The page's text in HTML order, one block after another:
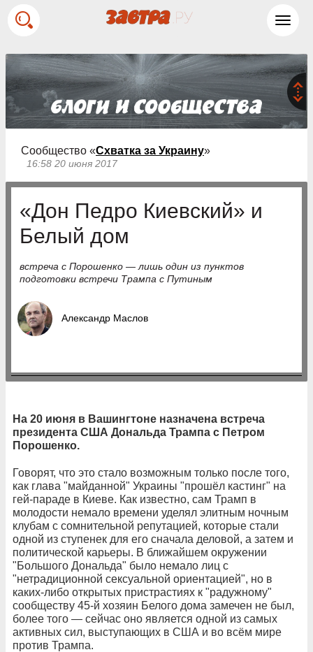
Сообщество «Схватка за Украину»
16:58 20 июня 2017
«Дон Педро Киевский» и
Белый дом
встреча с Порошенко — лишь один из пунктов
подготовки встречи Трампа с Путиным
Александр Маслов
На 20 июня в Вашингтоне назначена встреча
президента США Дональда Трампа с Петром
Порошенко.
Говорят, что это стало возможным только после того,
как глава "майданной" Украины "прошёл кастинг" на
гей-параде в Киеве. Как известно, сам Трамп в
молодости немало времени уделял элитным ночным
клубам с сомнительной репутацией, которые стали
одной из ступенек для его сначала деловой, а затем и
политической карьеры. В ближайшем окружении
"Большого Дональда" было немало лиц с
"нетрадиционной сексуальной ориентацией", но в
каких-либо открытых пристрастиях к "радужному"
сообществу 45-й хозяин Белого дома замечен не был,
более того — сейчас оно является одной из самых
активных сил, выступающих в США и во всём мире
против Трампа.